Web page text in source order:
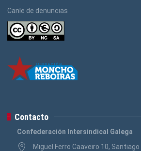
Canle de denuncias
Contacto
Confederación Intersindical Galega
Miguel Ferro Caaveiro 10,